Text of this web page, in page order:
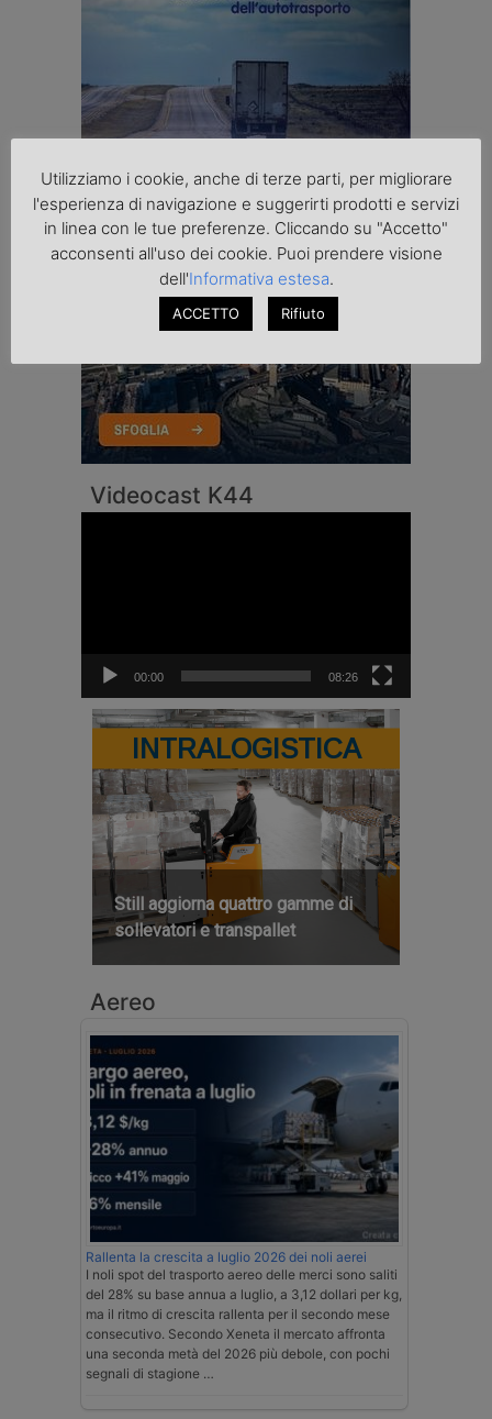
Videocast K44
00:00 08:26
INTRALOGISTICA
Still aggiorna quattro gamme di
sollevatori e transpallet
Aereo
Rallenta la crescita a luglio 2026 dei noli aerei
I noli spot del trasporto aereo delle merci sono saliti
del 28% su base annua a luglio, a 3,12 dollari per kg,
ma il ritmo di crescita rallenta per il secondo mese
consecutivo. Secondo Xeneta il mercato affronta
una seconda metà del 2026 più debole, con pochi
segnali di stagione …
Utilizziamo i cookie, anche di terze parti, per migliorare
l'esperienza di navigazione e suggerirti prodotti e servizi
in linea con le tue preferenze. Cliccando su "Accetto"
acconsenti all'uso dei cookie. Puoi prendere visione
dell'Informativa estesa.
ACCETTO Rifiuto